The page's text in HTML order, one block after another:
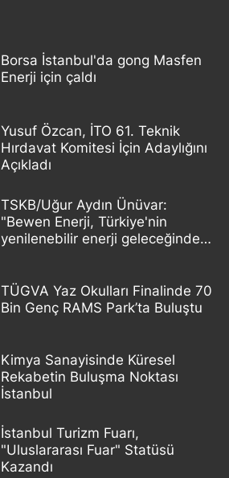
Borsa İstanbul'da gong Masfen
Enerji için çaldı
Yusuf Özcan, İTO 61. Teknik
Hırdavat Komitesi İçin Adaylığını
Açıkladı
TSKB/Uğur Aydın Ünüvar:
"Bewen Enerji, Türkiye'nin
yenilenebilir enerji geleceğinde
TÜGVA Yaz Okulları Finalinde 70
Bin Genç RAMS Park’ta Buluştu
Kimya Sanayisinde Küresel
Rekabetin Buluşma Noktası
İstanbul
İstanbul Turizm Fuarı,
"Uluslararası Fuar" Statüsü
Kazandı